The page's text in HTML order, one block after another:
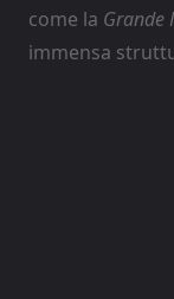
come la Grande
immensa